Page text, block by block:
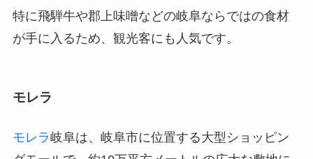
特に飛騨牛や郡上味噌などの岐阜ならではの食材
が手に入るため、観光客にも人気です。
モレラ
モレラ岐阜は、岐阜市に位置する大型ショッピン